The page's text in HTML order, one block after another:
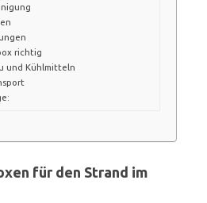
richtig
und Kühlmitteln
für den Strand im